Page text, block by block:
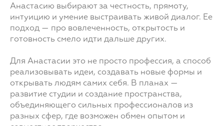
Анастасию выбирают за честность, прямоту,
интуицию и умение выстраивать живой диалог. Ее
подход — про вовлеченность, открытость и
готовность смело идти дальше других.
Для Анастасии это не просто профессия, а способ
реализовывать идеи, создавать новые формы и
открывать людям самих себя. В планах —
развитие студии и создание пространства,
объединяющего сильных профессионалов из
разных сфер, где возможен обмен опытом и